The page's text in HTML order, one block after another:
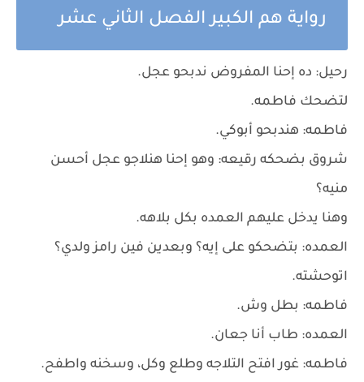
رواية هم الكبير الفصل الثاني عشر
رحيل: ده إحنا المفروض ندبحو عجل.
لتضحك فاطمه.
فاطمه: هندبحو أبوكي.
شروق بضحكه رقيعه: وهو إحنا هنلاجو عجل أحسن
منيه؟
وهنا يدخل عليهم العمده بكل بلاهه.
العمده: بتضحكو على إيه؟ وبعدين فين رامز ولدي؟
اتوحشته.
فاطمه: بطل وش.
العمده: طاب أنا جعان.
فاطمه: غور افتح التلاجه وطلع وكل، وسخنه واطفح.